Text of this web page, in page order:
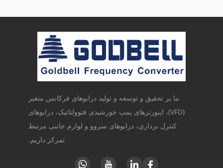
ما بر تحقیق و توسعه و تولید درایوهای فرکانس متغیر
(VFD)، اینورترهای پمپ خورشیدی فتوولتائیک، درایوهای
کنترل برداری، درایوهای سروو و لوازم جانبی مرتبط
تمرکز داریم.